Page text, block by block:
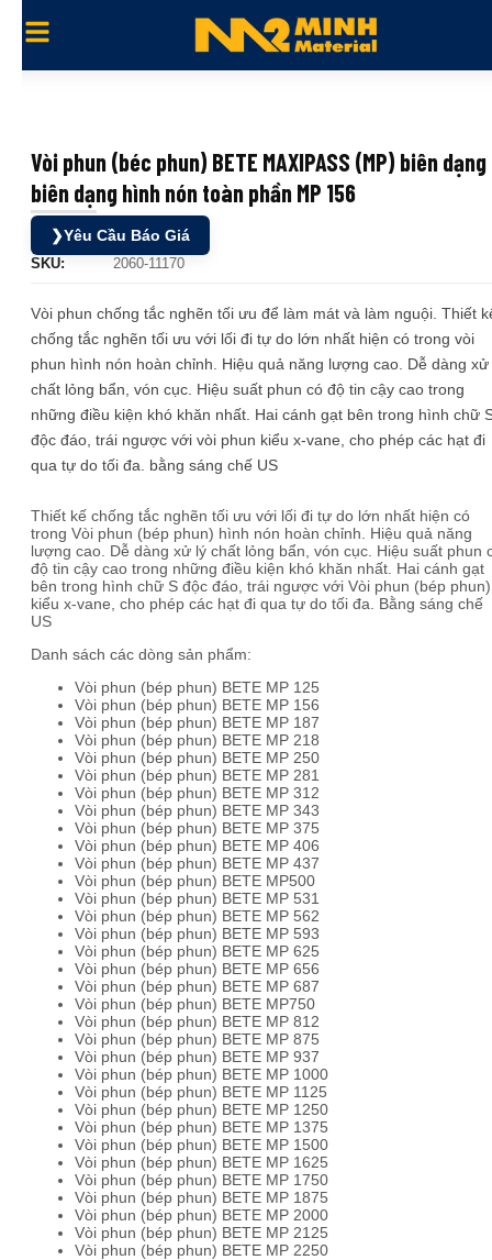
Vòi phun (béc phun) BETE MAXIPASS (MP) biên dạng
biên dạng hình nón toàn phần MP 156
❯Yêu Cầu Báo Giá
SKU: 2060-11170
Vòi phun chống tắc nghẽn tối ưu để làm mát và làm nguội. Thiết
chống tắc nghẽn tối ưu với lối đi tự do lớn nhất hiện có trong vòi
phun hình nón hoàn chỉnh. Hiệu quả năng lượng cao. Dễ dàng xử
chất lỏng bẩn, vón cục. Hiệu suất phun có độ tin cậy cao trong
những điều kiện khó khăn nhất. Hai cánh gạt bên trong hình chữ
độc đáo, trái ngược với vòi phun kiểu x-vane, cho phép các hạt đi
qua tự do tối đa. bằng sáng chế US
Thiết kế chống tắc nghẽn tối ưu với lối đi tự do lớn nhất hiện có
trong Vòi phun (bép phun) hình nón hoàn chỉnh. Hiệu quả năng
lượng cao. Dễ dàng xử lý chất lỏng bẩn, vón cục. Hiệu suất phun
độ tin cậy cao trong những điều kiện khó khăn nhất. Hai cánh gạt
bên trong hình chữ S độc đáo, trái ngược với Vòi phun (bép phun)
kiểu x-vane, cho phép các hạt đi qua tự do tối đa. Bằng sáng chế
US
Danh sách các dòng sản phẩm:
Vòi phun (bép phun) BETE MP 125
Vòi phun (bép phun) BETE MP 156
Vòi phun (bép phun) BETE MP 187
Vòi phun (bép phun) BETE MP 218
Vòi phun (bép phun) BETE MP 250
Vòi phun (bép phun) BETE MP 281
Vòi phun (bép phun) BETE MP 312
Vòi phun (bép phun) BETE MP 343
Vòi phun (bép phun) BETE MP 375
Vòi phun (bép phun) BETE MP 406
Vòi phun (bép phun) BETE MP 437
Vòi phun (bép phun) BETE MP500
Vòi phun (bép phun) BETE MP 531
Vòi phun (bép phun) BETE MP 562
Vòi phun (bép phun) BETE MP 593
Vòi phun (bép phun) BETE MP 625
Vòi phun (bép phun) BETE MP 656
Vòi phun (bép phun) BETE MP 687
Vòi phun (bép phun) BETE MP750
Vòi phun (bép phun) BETE MP 812
Vòi phun (bép phun) BETE MP 875
Vòi phun (bép phun) BETE MP 937
Vòi phun (bép phun) BETE MP 1000
Vòi phun (bép phun) BETE MP 1125
Vòi phun (bép phun) BETE MP 1250
Vòi phun (bép phun) BETE MP 1375
Vòi phun (bép phun) BETE MP 1500
Vòi phun (bép phun) BETE MP 1625
Vòi phun (bép phun) BETE MP 1750
Vòi phun (bép phun) BETE MP 1875
Vòi phun (bép phun) BETE MP 2000
Vòi phun (bép phun) BETE MP 2125
Vòi phun (bép phun) BETE MP 2250